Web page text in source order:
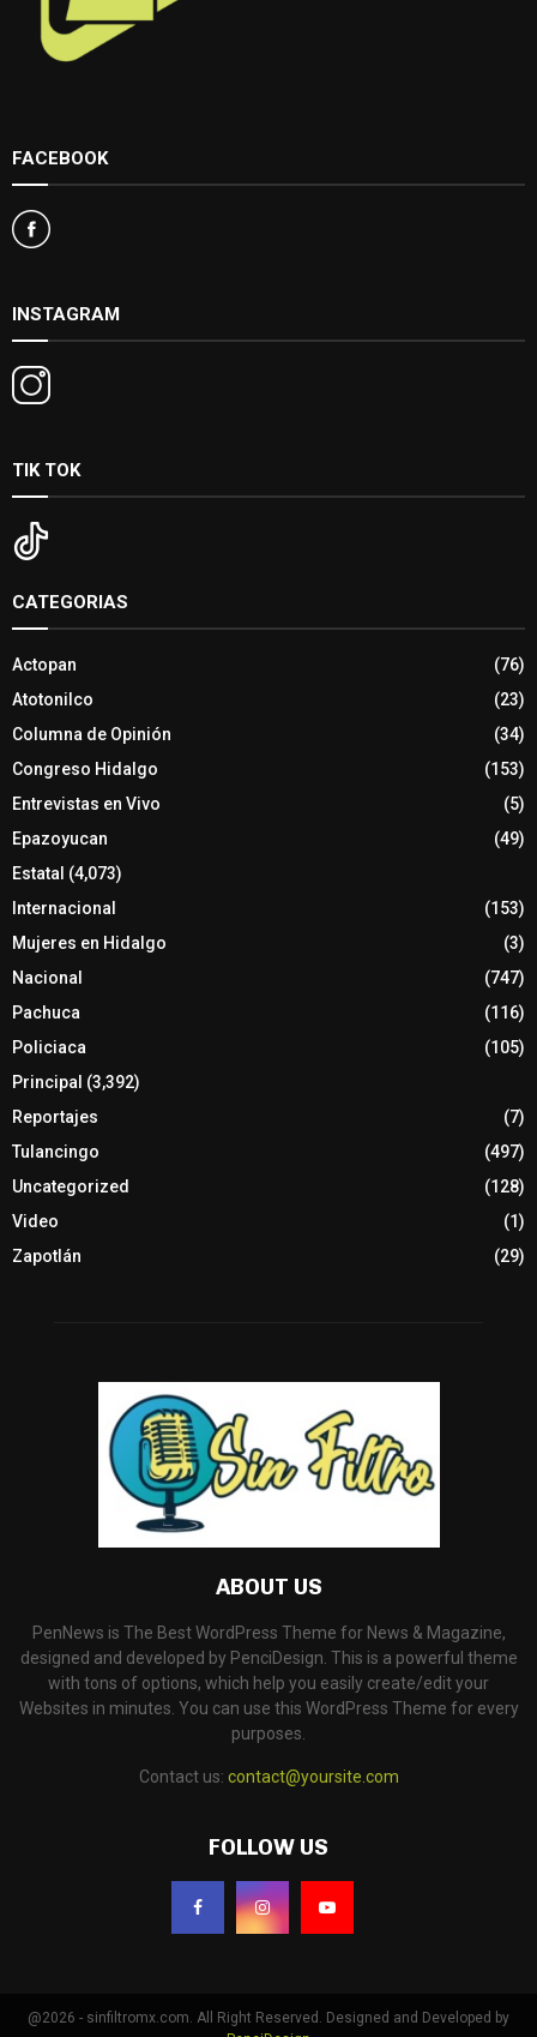
FACEBOOK
INSTAGRAM
TIK TOK
CATEGORIAS
Actopan
(76)
Atotonilco
(23)
Columna de Opinión
(34)
Congreso Hidalgo
(153)
Entrevistas en Vivo
(5)
Epazoyucan
(49)
Estatal (4,073)
Internacional
(153)
Mujeres en Hidalgo
(3)
Nacional
(747)
Pachuca
(116)
Policiaca
(105)
Principal (3,392)
Reportajes
(7)
Tulancingo
(497)
Uncategorized
(128)
Video
(1)
Zapotlán
(29)
ABOUT US
PenNews is The Best WordPress Theme for News & Magazine,
designed and developed by PenciDesign. This is a powerful theme
with tons of options, which help you easily create/edit your
Websites in minutes. You can use this WordPress Theme for every
purposes.
Contact us: contact@yoursite.com
FOLLOW US
@2026 - sinfiltromx.com. All Right Reserved. Designed and Developed by